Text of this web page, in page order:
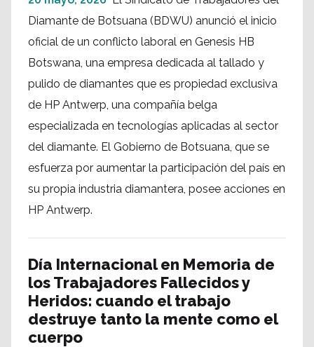
Diamante de Botsuana (BDWU) anunció el inicio
oficial de un conflicto laboral en Genesis HB
Botswana, una empresa dedicada al tallado y
pulido de diamantes que es propiedad exclusiva
de HP Antwerp, una compañía belga
especializada en tecnologías aplicadas al sector
del diamante. El Gobierno de Botsuana, que se
esfuerza por aumentar la participación del país en
su propia industria diamantera, posee acciones en
HP Antwerp.
Día Internacional en Memoria de
los Trabajadores Fallecidos y
Heridos: cuando el trabajo
destruye tanto la mente como el
cuerpo